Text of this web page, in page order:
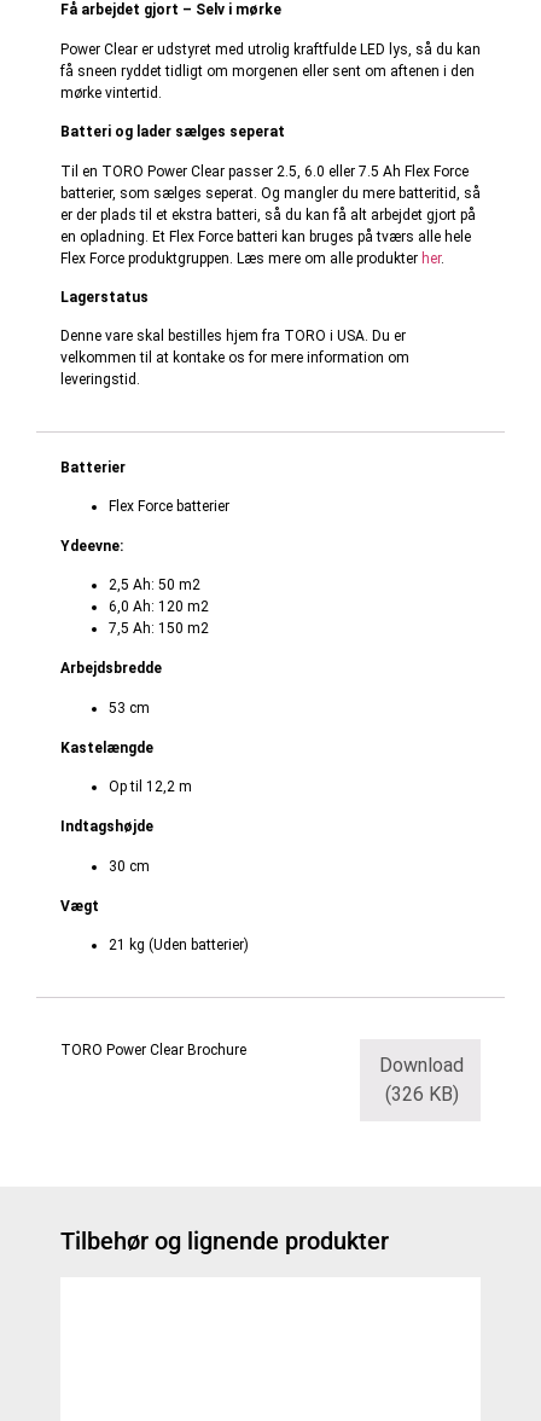
Få arbejdet gjort – Selv i mørke
Power Clear er udstyret med utrolig kraftfulde LED lys, så du kan
få sneen ryddet tidligt om morgenen eller sent om aftenen i den
mørke vintertid.
Batteri og lader sælges seperat
Til en TORO Power Clear passer 2.5, 6.0 eller 7.5 Ah Flex Force
batterier, som sælges seperat. Og mangler du mere batteritid, så
er der plads til et ekstra batteri, så du kan få alt arbejdet gjort på
en opladning. Et Flex Force batteri kan bruges på tværs alle hele
Flex Force produktgruppen. Læs mere om alle produkter her.
Lagerstatus
Denne vare skal bestilles hjem fra TORO i USA. Du er
velkommen til at kontake os for mere information om
leveringstid.
Batterier
Flex Force batterier
Ydeevne:
2,5 Ah: 50 m2
6,0 Ah: 120 m2
7,5 Ah: 150 m2
Arbejdsbredde
53 cm
Kastelængde
Op til 12,2 m
Indtagshøjde
30 cm
Vægt
21 kg (Uden batterier)
Download
(326 KB)
TORO Power Clear Brochure
Tilbehør og lignende produkter